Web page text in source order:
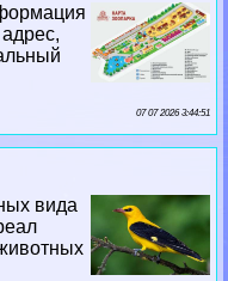
07 07 2026 3:44:51
вида